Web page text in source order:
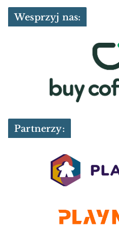
Wesprzyj nas:
Partnerzy: